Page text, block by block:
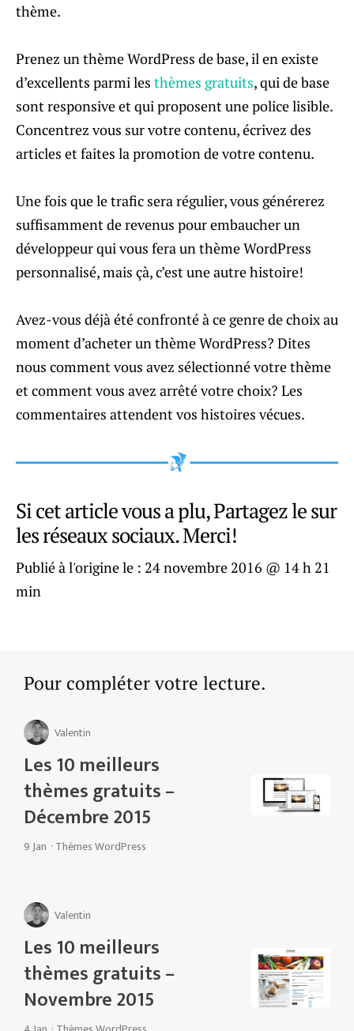
thème.
Prenez un thème WordPress de base, il en existe
d’excellents parmi les thèmes gratuits, qui de base
sont responsive et qui proposent une police lisible.
Concentrez vous sur votre contenu, écrivez des
articles et faites la promotion de votre contenu.
Une fois que le trafic sera régulier, vous générerez
suffisamment de revenus pour embaucher un
développeur qui vous fera un thème WordPress
personnalisé, mais çà, c’est une autre histoire!
Avez-vous déjà été confronté à ce genre de choix au
moment d’acheter un thème WordPress? Dites
nous comment vous avez sélectionné votre thème
et comment vous avez arrêté votre choix? Les
commentaires attendent vos histoires vécues.
Si cet article vous a plu, Partagez le sur
les réseaux sociaux. Merci!
Publié à l'origine le : 24 novembre 2016 @ 14 h 21
min
Pour compléter votre lecture.
Valentin
Les 10 meilleurs
thèmes gratuits –
Décembre 2015
9 Jan · Thèmes WordPress
Valentin
Les 10 meilleurs
thèmes gratuits –
Novembre 2015